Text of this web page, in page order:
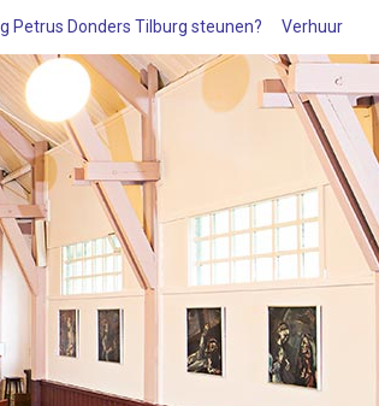
Petrus Donders Tilburg steunen? Verhuur